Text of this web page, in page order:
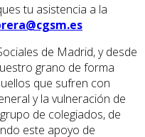
tu asistencia a la
de Madrid, y desde
grano de forma
que sufren con
y la vulneración de
de colegiados, de
este apoyo de